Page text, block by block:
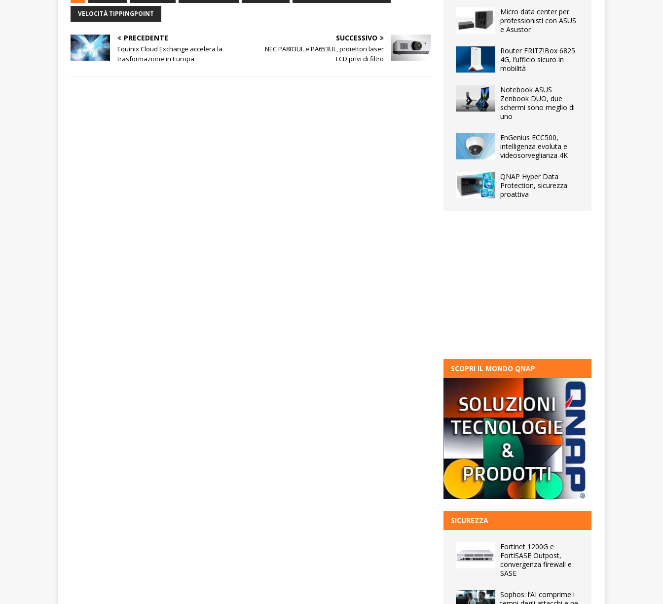
VELOCITÀ TIPPINGPOINT
PRECEDENTE
Equinix Cloud Exchange accelera la
trasformazione in Europa
SUCCESSIVO
NEC PA803UL e PA653UL, proiettori laser
LCD privi di filtro
Micro data center per
professionisti con ASUS
e Asustor
Router FRITZ!Box 6825
4G, l’ufficio sicuro in
mobilità
Notebook ASUS
Zenbook DUO, due
schermi sono meglio di
uno
EnGenius ECC500,
intelligenza evoluta e
videosorveglianza 4K
QNAP Hyper Data
Protection, sicurezza
proattiva
SCOPRI IL MONDO QNAP
SICUREZZA
Fortinet 1200G e
FortiSASE Outpost,
convergenza firewall e
SASE
Sophos: l’AI comprime i